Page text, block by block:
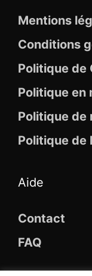
Mentions
Conditions
Politique de
Politique en
Politique de
Politique de
Aide
Contact
FAQ